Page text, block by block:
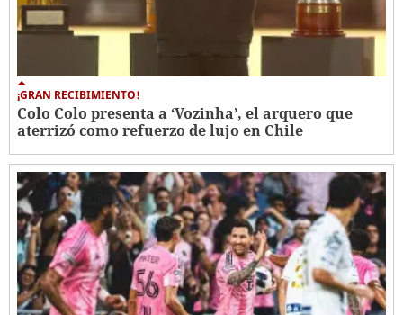
¡GRAN RECIBIMIENTO!
Colo Colo presenta a ‘Vozinha’, el arquero que
aterrizó como refuerzo de lujo en Chile